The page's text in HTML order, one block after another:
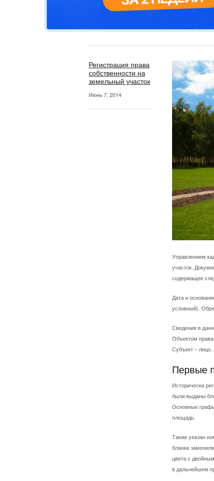
Регистрация права
собственности на
земельный участок
Июнь 7, 2014
Управлением
участок.
содержащее
Дата и
условный).
Сведения в
Объектом
Субъект – лицо,
Первые
Исторически
были выданы
Основные
площадь.
Также указан
бланки
цвета с
в дальнейшем